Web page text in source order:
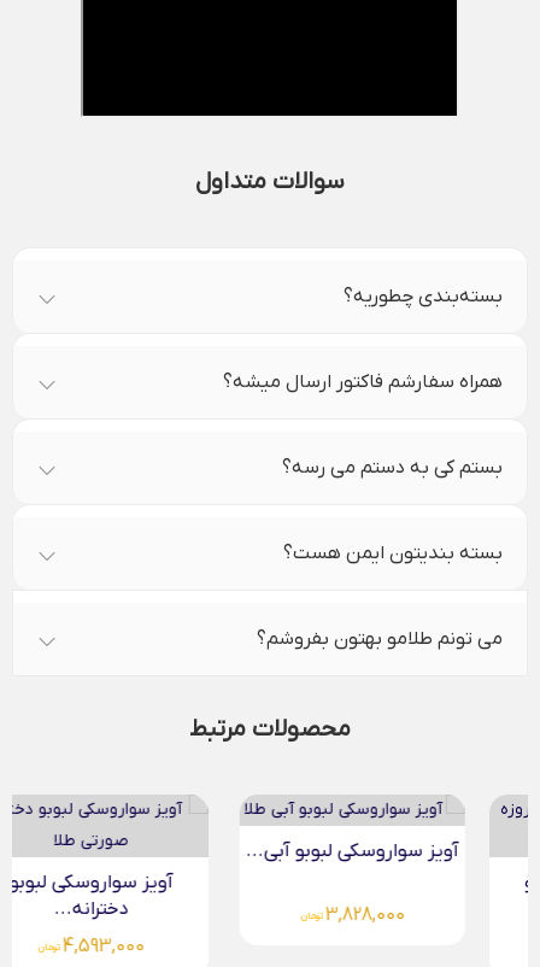
سوالات متداول
بسته‌بندی چطوریه؟
همراه سفارشم فاکتور ارسال میشه؟
بستم کی به دستم می رسه؟
بسته بندیتون ایمن هست؟
می تونم طلامو بهتون بفروشم؟
محصولات مرتبط
آویز سواروسکی لبوبو آبی...
3,828,000 تومان
آویز سواروسکی لبوبو
دخترانه...
4,593,000 تومان